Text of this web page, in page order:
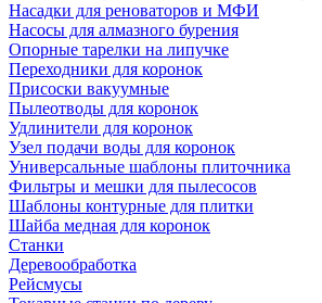
Насадки для реноваторов и МФИ
Насосы для алмазного бурения
Опорные тарелки на липучке
Переходники для коронок
Присоски вакуумные
Пылеотводы для коронок
Удлинители для коронок
Узел подачи воды для коронок
Универсальные шаблоны плиточника
Фильтры и мешки для пылесосов
Шаблоны контурные для плитки
Шайба медная для коронок
Станки
Деревообработка
Рейсмусы